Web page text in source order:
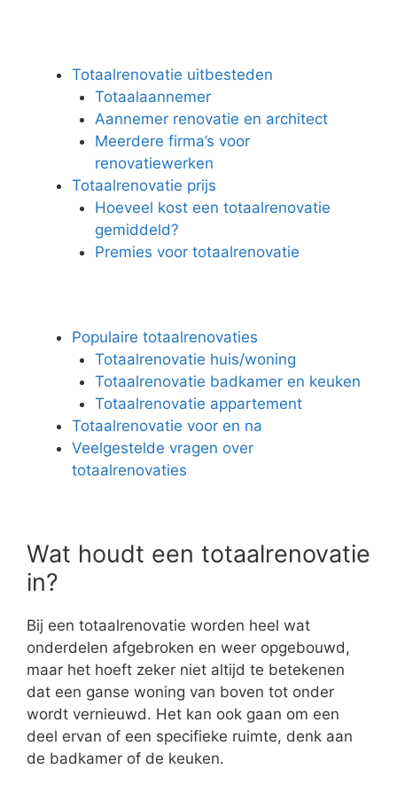
Totaalrenovatie uitbesteden
Totaalaannemer
Aannemer renovatie en architect
Meerdere firma’s voor
renovatiewerken
Totaalrenovatie prijs
Hoeveel kost een totaalrenovatie
gemiddeld?
Premies voor totaalrenovatie
Populaire totaalrenovaties
Totaalrenovatie huis/woning
Totaalrenovatie badkamer en keuken
Totaalrenovatie appartement
Totaalrenovatie voor en na
Veelgestelde vragen over
totaalrenovaties
Wat houdt een totaalrenovatie
in?
Bij een totaalrenovatie worden heel wat
onderdelen afgebroken en weer opgebouwd,
maar het hoeft zeker niet altijd te betekenen
dat een ganse woning van boven tot onder
wordt vernieuwd. Het kan ook gaan om een
deel ervan of een specifieke ruimte, denk aan
de badkamer of de keuken.